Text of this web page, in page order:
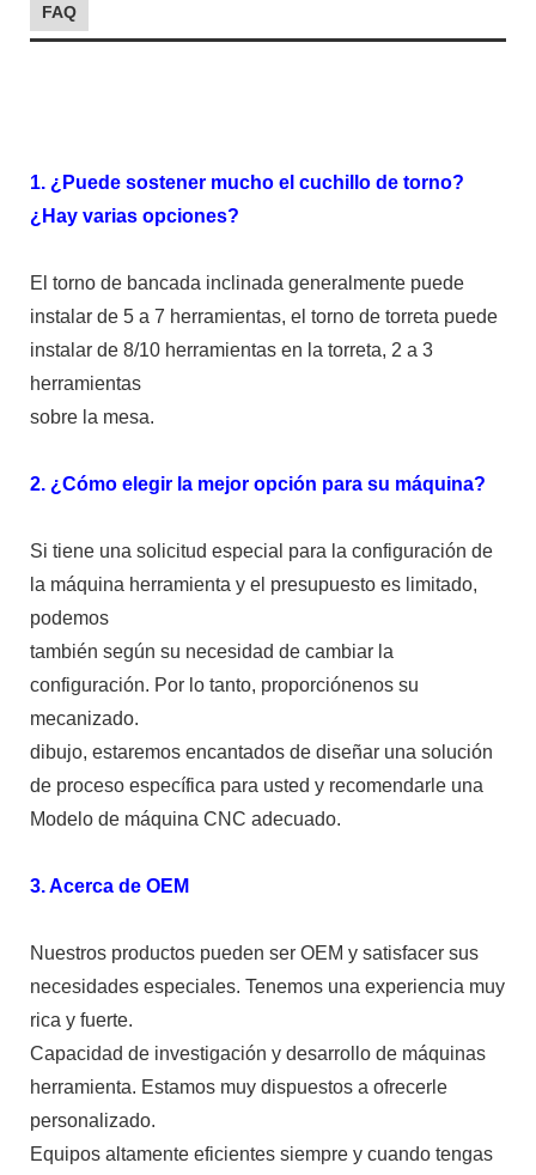
FAQ
1. ¿Puede sostener mucho el cuchillo de torno?
¿Hay varias opciones?
El torno de bancada inclinada generalmente puede
instalar de 5 a 7 herramientas, el torno de torreta puede
instalar de 8/10 herramientas en la torreta, 2 a 3
herramientas
sobre la mesa.
2. ¿Cómo elegir la mejor opción para su máquina?
Si tiene una solicitud especial para la configuración de
la máquina herramienta y el presupuesto es limitado,
podemos
también según su necesidad de cambiar la
configuración. Por lo tanto, proporciónenos su
mecanizado.
dibujo, estaremos encantados de diseñar una solución
de proceso específica para usted y recomendarle una
Modelo de máquina CNC adecuado.
3. Acerca de OEM
Nuestros productos pueden ser OEM y satisfacer sus
necesidades especiales. Tenemos una experiencia muy
rica y fuerte.
Capacidad de investigación y desarrollo de máquinas
herramienta. Estamos muy dispuestos a ofrecerle
personalizado.
Equipos altamente eficientes siempre y cuando tengas